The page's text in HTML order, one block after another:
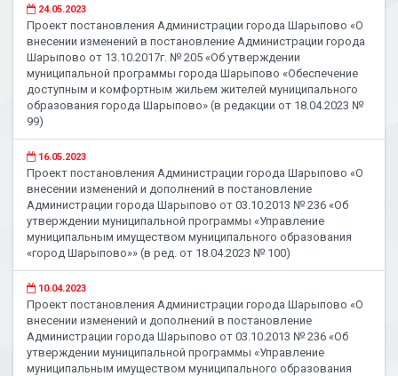
24.05.2023
Проект постановления Администрации города Шарыпово «О
внесении изменений в постановление Администрации города
Шарыпово от 13.10.2017г. № 205 «Об утверждении
муниципальной программы города Шарыпово «Обеспечение
доступным и комфортным жильем жителей муниципального
образования города Шарыпово» (в редакции от 18.04.2023 №
99)
16.05.2023
Проект постановления Администрации города Шарыпово «О
внесении изменений и дополнений в постановление
Администрации города Шарыпово от 03.10.2013 № 236 «Об
утверждении муниципальной программы «Управление
муниципальным имуществом муниципального образования
«город Шарыпово»» (в ред. от 18.04.2023 № 100)
10.04.2023
Проект постановления Администрации города Шарыпово «О
внесении изменений и дополнений в постановление
Администрации города Шарыпово от 03.10.2013 № 236 «Об
утверждении муниципальной программы «Управление
муниципальным имуществом муниципального образования